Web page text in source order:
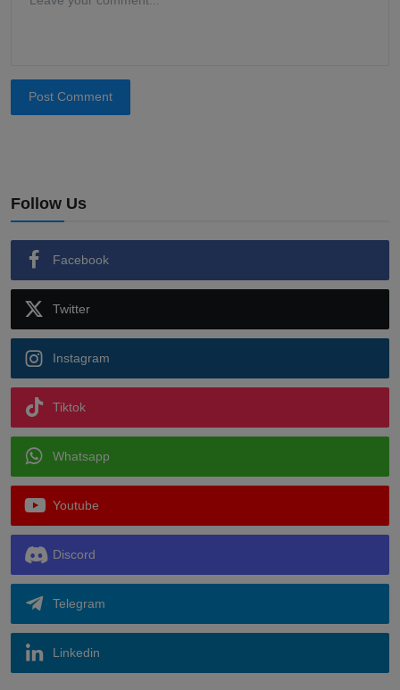
Post Comment
Follow Us
Facebook
Twitter
Instagram
Tiktok
Whatsapp
Youtube
Discord
Telegram
Linkedin